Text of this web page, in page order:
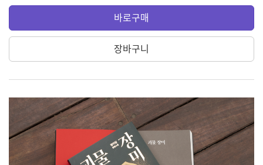
바로구매
장바구니